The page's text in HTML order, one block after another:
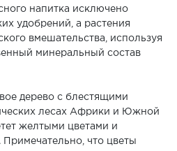
напитка исключено
удобрений, а растения
вмешательства, используя
минеральный состав
дерево с блестящими
лесах Африки и Южной
желтыми цветами и
Примечательно, что цветы